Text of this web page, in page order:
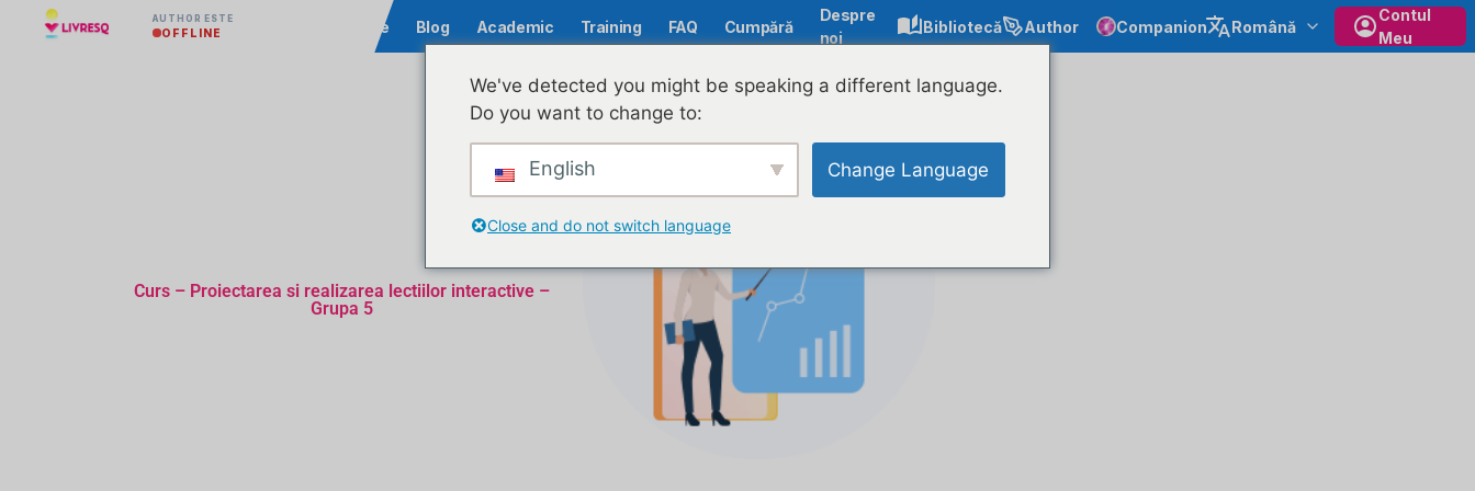
AUTHOR ESTE
OFFLINE Comunitate Blog Academic Training FAQ Cumpără
Despre
noi
Bibliotecă Author Companion Română
Contul
Meu
Curs – Proiectarea si realizarea lectiilor interactive –
Grupa 5
We've detected you might be speaking a different language.
Do you want to change to:
English Change Language
Close and do not switch language